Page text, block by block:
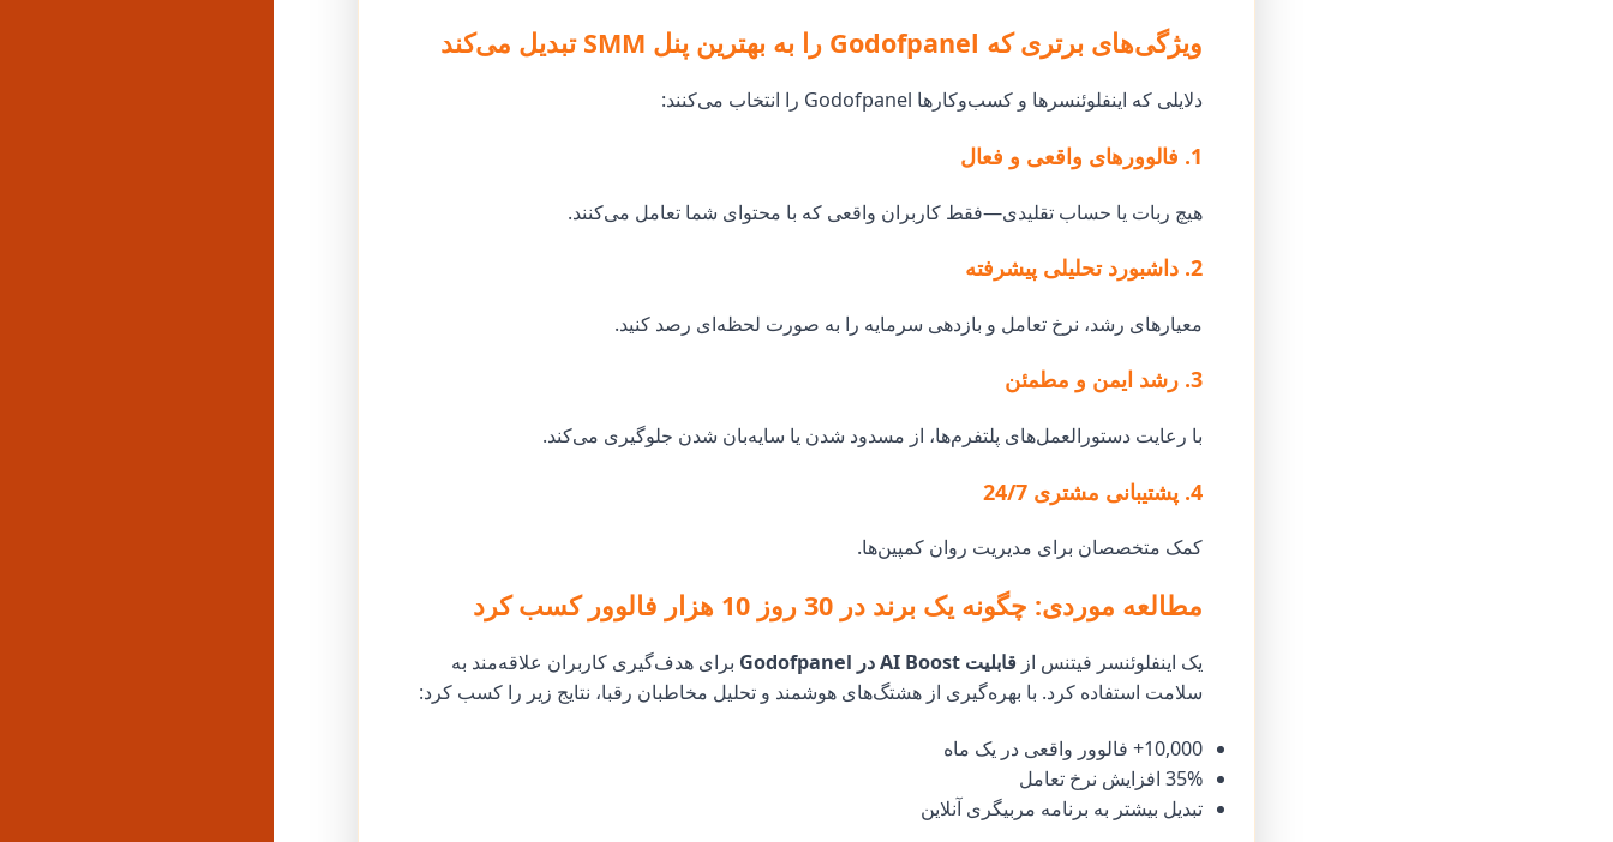
ویژگی‌های برتری که Godofpanel را به بهترین پنل SMM تبدیل می‌کند
دلایلی که اینفلوئنسرها و کسب‌وکارها Godofpanel را انتخاب می‌کنند:
1. فالوورهای واقعی و فعال
هیچ ربات یا حساب تقلیدی—فقط کاربران واقعی که با محتوای شما تعامل می‌کنند.
2. داشبورد تحلیلی پیشرفته
معیارهای رشد، نرخ تعامل و بازدهی سرمایه را به صورت لحظه‌ای رصد کنید.
3. رشد ایمن و مطمئن
با رعایت دستورالعمل‌های پلتفرم‌ها، از مسدود شدن یا سایه‌بان شدن جلوگیری می‌کند.
4. پشتیبانی مشتری 24/7
کمک متخصصان برای مدیریت روان کمپین‌ها.
مطالعه موردی: چگونه یک برند در 30 روز 10 هزار فالوور کسب کرد
یک اینفلوئنسر فیتنس از قابلیت AI Boost در Godofpanel
برای هدف‌گیری کاربران علاقه‌مند به
سلامت استفاده کرد. با بهره‌گیری از هشتگ‌های هوشمند و تحلیل مخاطبان رقبا، نتایج زیر را کسب کرد:
10,000+ فالوور واقعی در یک ماه
35% افزایش نرخ تعامل
تبدیل بیشتر به برنامه مربیگری آنلاین